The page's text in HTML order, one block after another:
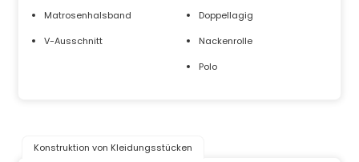
Matrosenhalsband
V-Ausschnitt
Doppellagig
Nackenrolle
Polo
Konstruktion von Kleidungsstücken